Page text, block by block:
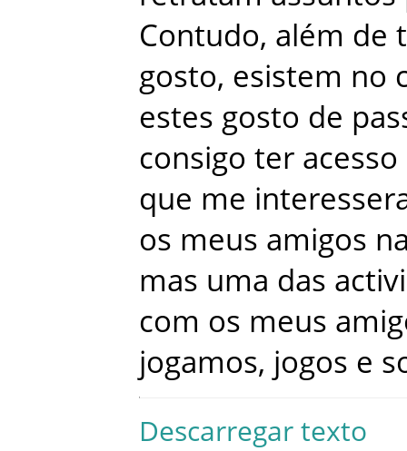
Contudo, além de
gosto, esistem no
estes gosto de
consigo ter acesso
que me
os meus amigos
mas uma das
com os meus
jogamos, jogos e
Descarregar texto